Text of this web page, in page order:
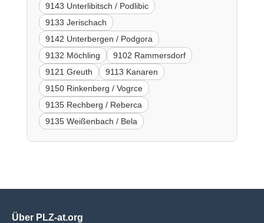
9143 Unterlibitsch / Podlibic
9133 Jerischach
9142 Unterbergen / Podgora
9132 Möchling
9102 Rammersdorf
9121 Greuth
9113 Kanaren
9150 Rinkenberg / Vogrce
9135 Rechberg / Reberca
9135 Weißenbach / Bela
Über PLZ-at.org